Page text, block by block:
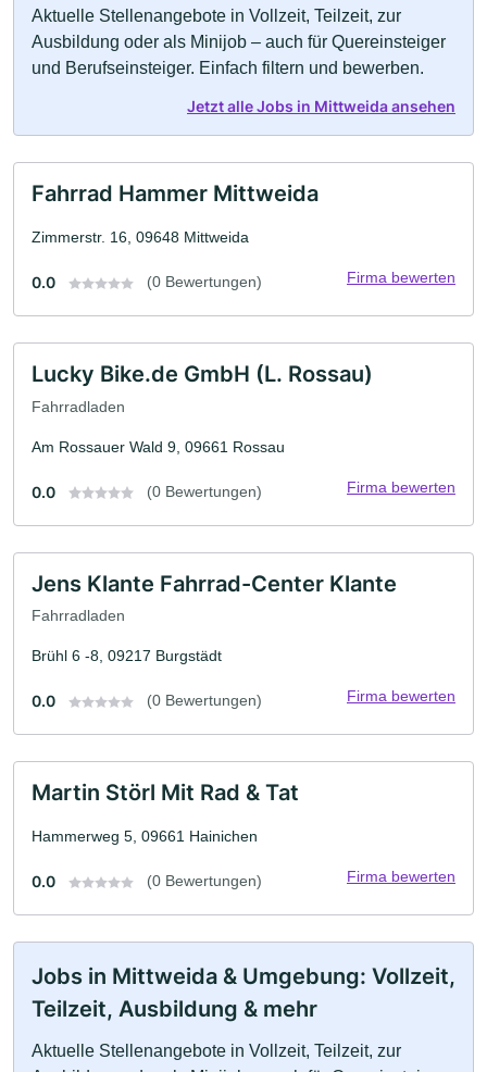
Aktuelle Stellenangebote in Vollzeit, Teilzeit, zur
Ausbildung oder als Minijob – auch für Quereinsteiger
und Berufseinsteiger. Einfach filtern und bewerben.
Jetzt alle Jobs in Mittweida ansehen
Fahrrad Hammer Mittweida
Zimmerstr. 16, 09648 Mittweida
0.0 (0 Bewertungen) Firma bewerten
Lucky Bike.de GmbH (L. Rossau)
Fahrradladen
Am Rossauer Wald 9, 09661 Rossau
0.0 (0 Bewertungen) Firma bewerten
Jens Klante Fahrrad-Center Klante
Fahrradladen
Brühl 6 -8, 09217 Burgstädt
0.0 (0 Bewertungen) Firma bewerten
Martin Störl Mit Rad & Tat
Hammerweg 5, 09661 Hainichen
0.0 (0 Bewertungen) Firma bewerten
Jobs in Mittweida & Umgebung: Vollzeit,
Teilzeit, Ausbildung & mehr
Aktuelle Stellenangebote in Vollzeit, Teilzeit, zur